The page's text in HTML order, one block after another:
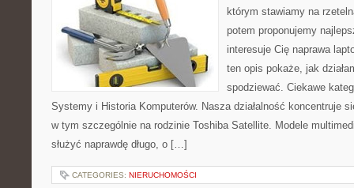
którym stawiamy na
potem proponujemy
interesuje Cię naprawa
ten opis pokaże, jak
spodziewać. Ciekawe
Systemy i Historia Komputerów. Nasza działalność koncentruje
w tym szczególnie na rodzinie Toshiba Satellite. Modele
służyć naprawdę długo, o […]
CATEGORIES: NIERUCHOMOŚCI